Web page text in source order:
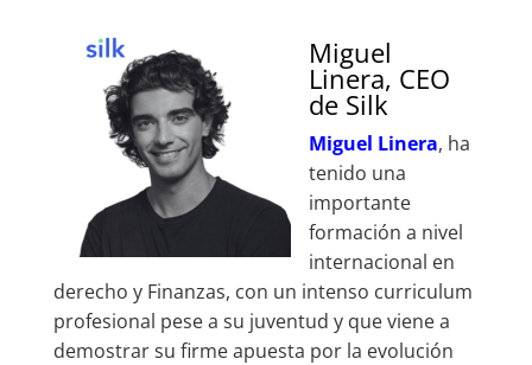
Miguel
Linera, CEO
de Silk
Miguel Linera, ha
tenido una
importante
formación a nivel
internacional en
derecho y Finanzas, con un intenso curriculum
profesional pese a su juventud y que viene a
demostrar su firme apuesta por la evolución